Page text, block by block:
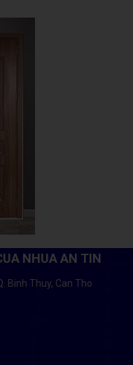
NHUA AN TIN
Binh Thuy, Can Tho